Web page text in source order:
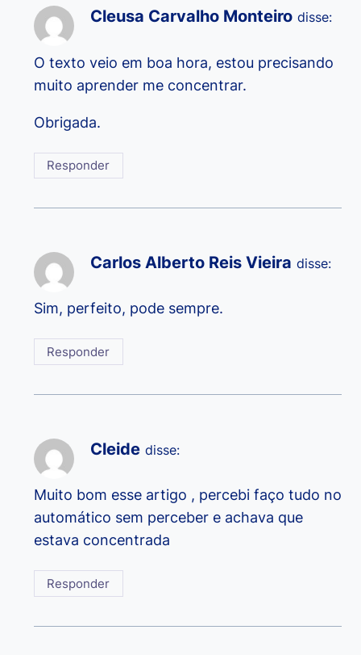
Cleusa Carvalho Monteiro disse:
O texto veio em boa hora, estou precisando
muito aprender me concentrar.
Obrigada.
Responder
Carlos Alberto Reis Vieira disse:
Sim, perfeito, pode sempre.
Responder
Cleide disse:
Muito bom esse artigo , percebi faço tudo no
automático sem perceber e achava que
estava concentrada
Responder